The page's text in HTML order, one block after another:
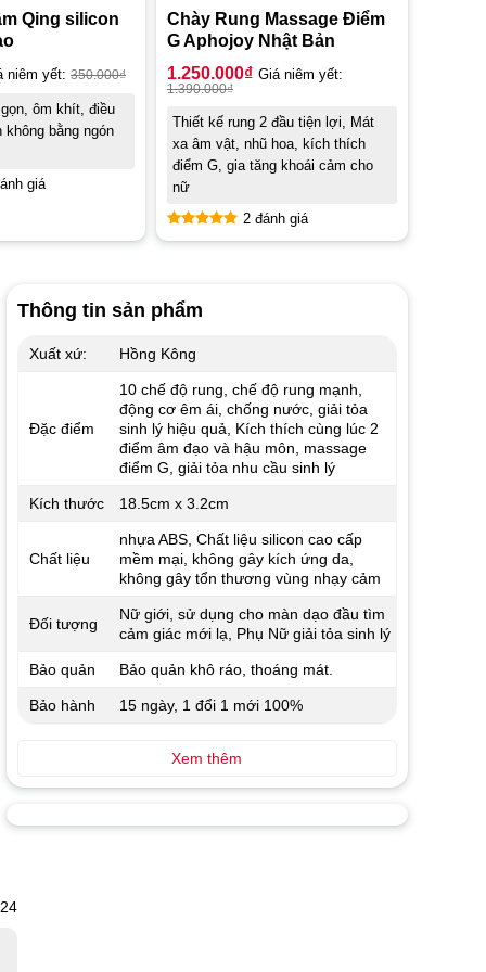
Qing silicon
niêm yết: 350.000₫
ôm khít, điều
không bằng ngón
giá
Chày Rung Massage Điểm
G Aphojoy Nhật Bản
Được xếp
1.250.000₫ Giá niêm yết:
1.390.000₫
Thiết kế rung 2 đầu tiện lợi, Mát
xa âm vật, nhũ hoa, kích thích
điểm G, gia tăng khoái cảm cho
nữ
2 đánh giá
Thông tin sản phẩm
Xuất xứ: Hồng Kông
Đặc điểm
10 chế độ rung, chế độ rung mạnh,
động cơ êm ái, chống nước, giải tỏa
sinh lý hiệu quả, Kích thích cùng lúc 2
điểm âm đạo và hậu môn, massage
điểm G, giải tỏa nhu cầu sinh lý
Kích thước 18.5cm x 3.2cm
Chất liệu
nhựa ABS, Chất liệu silicon cao cấp
mềm mại, không gây kích ứng da,
không gây tổn thương vùng nhạy cảm
Đối tượng
Nữ giới, sử dụng cho màn dạo đầu tìm
cảm giác mới lạ, Phụ Nữ giải tỏa sinh lý
Bảo quản Bảo quản khô ráo, thoáng mát.
Bảo hành 15 ngày, 1 đổi 1 mới 100%
Xem thêm